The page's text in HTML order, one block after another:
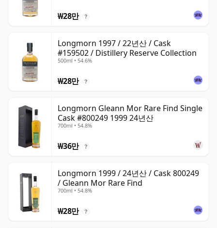
₩28만 ?
Longmorn 1997 / 22년산 / Cask
#159502 / Distillery Reserve Collection
500ml • 54.6%
₩28만 ?
Longmorn Gleann Mor Rare Find Single
Cask #800249 1999 24년산
700ml • 54.8%
₩36만 ?
Longmorn 1999 / 24년산 / Cask 800249
/ Gleann Mor Rare Find
700ml • 54.8%
₩28만 ?